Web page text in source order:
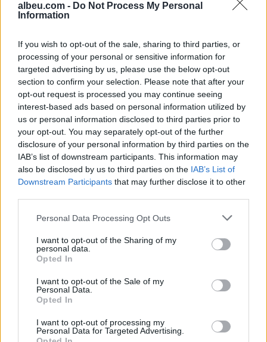
albeu.com - Do Not Process My Personal
Information
If you wish to opt-out of the sale, sharing to third parties, or
processing of your personal or sensitive information for
targeted advertising by us, please use the below opt-out
section to confirm your selection. Please note that after your
opt-out request is processed you may continue seeing
interest-based ads based on personal information utilized by
us or personal information disclosed to third parties prior to
your opt-out. You may separately opt-out of the further
disclosure of your personal information by third parties on the
IAB’s list of downstream participants. This information may
also be disclosed by us to third parties on the IAB’s List of
Downstream Participants that may further disclose it to other
Personal Data Processing Opt Outs
I want to opt-out of the Sharing of my
personal data.
Opted In
I want to opt-out of the Sale of my
Personal Data.
Opted In
I want to opt-out of processing my
Personal Data for Targeted Advertising.
muajit nëntor
Shtuarmë1.11.2023 21:53
Tags:
Saturnit retrogradë ,
Saturnit retrogradë 4
nentor
, Saturnit retrogradë horoskopi